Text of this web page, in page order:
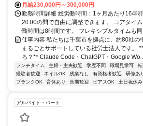
月給230,000円～300,000円
勤務時間詳細 総労働時間：1ヶ月あたり164時
20:00の間で自由に調整できます。 コアタイ
働時間は8時間です。 フレキシブルタイムも
仕事内容 私たちは千葉市を拠点に、約80社の
まるごとサポートしている社労士法人です。
ろ？** Claude Code・ChatGPT・Google
ランチタイム 主婦・主夫歓迎 学歴不問 職場見学可 転
経験者歓迎
ネイルOK 残業なし 有資格者歓迎 研修あ
ブランクOK
育休あり 長期歓迎 ピアスOK 土日祝休み
アルバイト・パート